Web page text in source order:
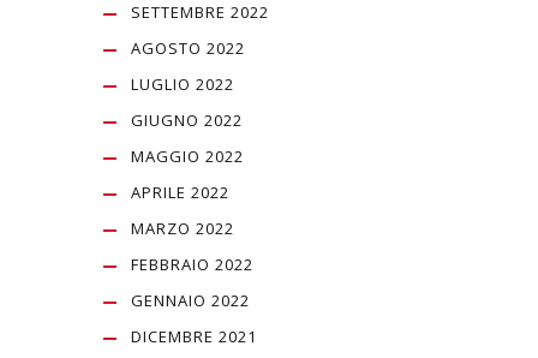
SETTEMBRE 2022
AGOSTO 2022
LUGLIO 2022
GIUGNO 2022
MAGGIO 2022
APRILE 2022
MARZO 2022
FEBBRAIO 2022
GENNAIO 2022
DICEMBRE 2021